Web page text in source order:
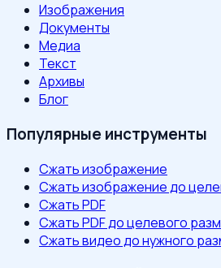
Изображения
Документы
Медиа
Текст
Архивы
Блог
Популярные инструменты
Сжать изображение
Сжать изображение до
Сжать PDF
Сжать PDF до целевого
Сжать видео до нужного